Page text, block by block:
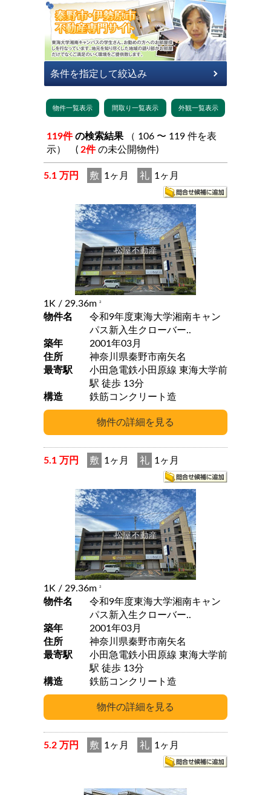
119件 の検索結果
示） ( 2件 の未公開物件)
5.1 万円 敷 1ヶ月 礼 1ヶ月
1K / 29.36m 2
物件名
令和9年度東海大学湘南キャン
パス新入生クローバー..
築年
2001年03月
住所
神奈川県秦野市南矢名
最寄駅
小田急電鉄小田原線 東海大学前
駅 徒歩 13分
構造
鉄筋コンクリート造
5.1 万円 敷 1ヶ月 礼 1ヶ月
1K / 29.36m 2
物件名
令和9年度東海大学湘南キャン
パス新入生クローバー..
築年
2001年03月
住所
神奈川県秦野市南矢名
最寄駅
小田急電鉄小田原線 東海大学前
駅 徒歩 13分
構造
鉄筋コンクリート造
5.2 万円 敷 1ヶ月 礼 1ヶ月